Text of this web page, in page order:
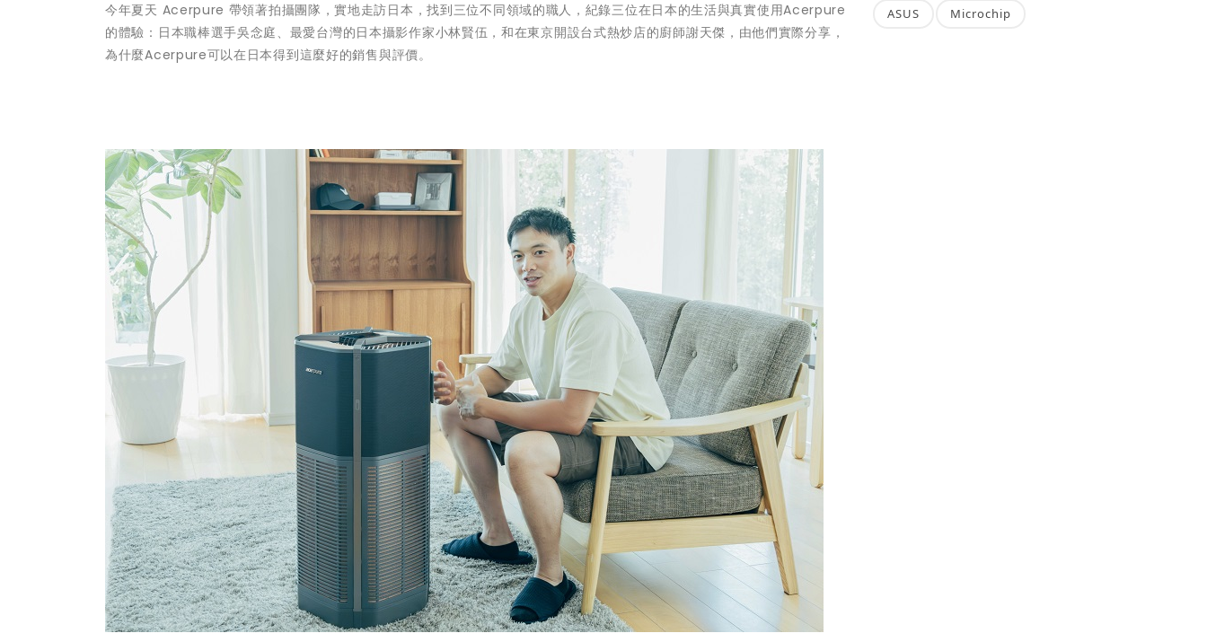
今年夏天 Acerpure 帶領著拍攝團隊，實地走訪日本，找到三位不同領域的職人，紀錄三位在日本的生活與真實使用Acerpure
的體驗：日本職棒選手吳念庭、最愛台灣的日本攝影作家小林賢伍，和在東京開設台式熱炒店的廚師謝天傑，由他們實際分享，
為什麼Acerpure可以在日本得到這麼好的銷售與評價。
ASUS Microchip